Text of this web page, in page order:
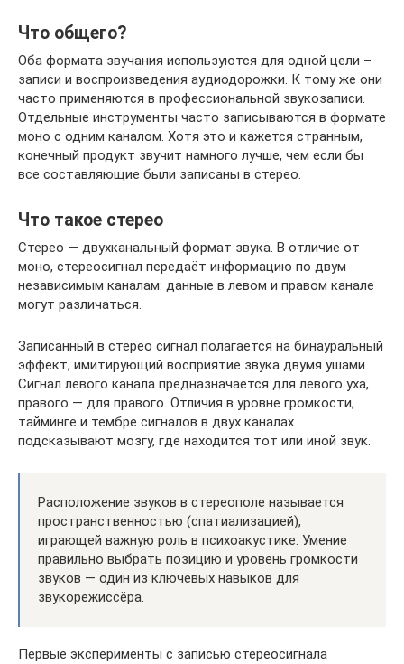
Что общего?
Оба формата звучания используются для одной цели –
записи и воспроизведения аудиодорожки. К тому же они
часто применяются в профессиональной звукозаписи.
Отдельные инструменты часто записываются в формате
моно с одним каналом. Хотя это и кажется странным,
конечный продукт звучит намного лучше, чем если бы
все составляющие были записаны в стерео.
Что такое стерео
Стерео — двухканальный формат звука. В отличие от
моно, стереосигнал передаёт информацию по двум
независимым каналам: данные в левом и правом канале
могут различаться.
Записанный в стерео сигнал полагается на бинауральный
эффект, имитирующий восприятие звука двумя ушами.
Сигнал левого канала предназначается для левого уха,
правого — для правого. Отличия в уровне громкости,
тайминге и тембре сигналов в двух каналах
подсказывают мозгу, где находится тот или иной звук.
Расположение звуков в стереополе называется
пространственностью (спатиализацией),
играющей важную роль в психоакустике. Умение
правильно выбрать позицию и уровень громкости
звуков — один из ключевых навыков для
звукорежиссёра.
Первые эксперименты с записью стереосигнала